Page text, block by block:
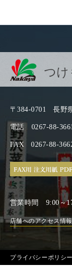
つ
〒384-0701 長野
電話 0267-88-
FAX 0267-88-
営業時間 9:00～
店舗へのアクセス情
プライバシーポリシー